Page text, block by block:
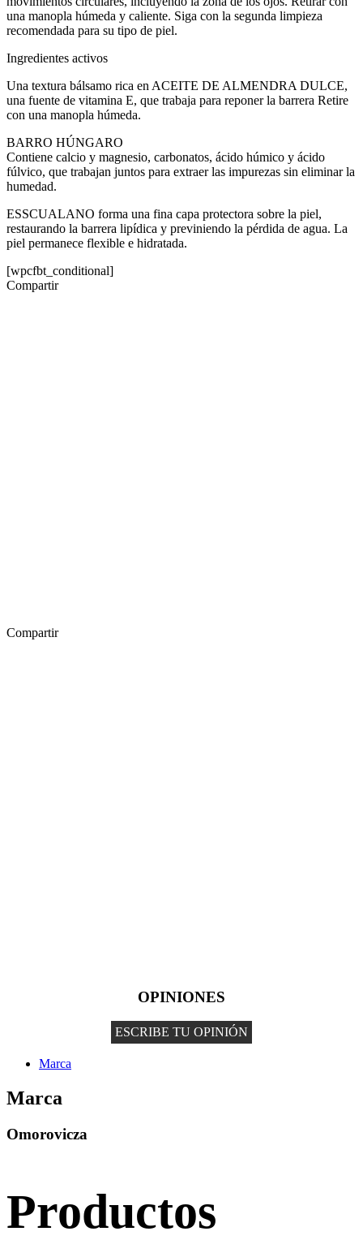
una manopla húmeda y caliente. Siga con la segunda limpieza
recomendada para su tipo de piel.
Ingredientes activos
Una textura bálsamo rica en ACEITE DE ALMENDRA DULCE,
una fuente de vitamina E, que trabaja para reponer la barrera Retire
con una manopla húmeda.
BARRO HÚNGARO
Contiene calcio y magnesio, carbonatos, ácido húmico y ácido
fúlvico, que trabajan juntos para extraer las impurezas sin eliminar la
humedad.
ESSCUALANO forma una fina capa protectora sobre la piel,
restaurando la barrera lipídica y previniendo la pérdida de agua. La
piel permanece flexible e hidratada.
[wpcfbt_conditional]
Compartir
Compartir
OPINIONES
ESCRIBE TU OPINIÓN
Marca
Marca
Omorovicza
Productos